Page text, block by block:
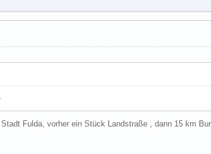
Fulda, vorher ein Stück Landstraße , dann 15 km